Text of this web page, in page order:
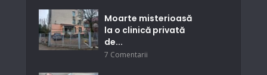
Moarte misterioasă
la o clinică privată
de...
7 Comentarii